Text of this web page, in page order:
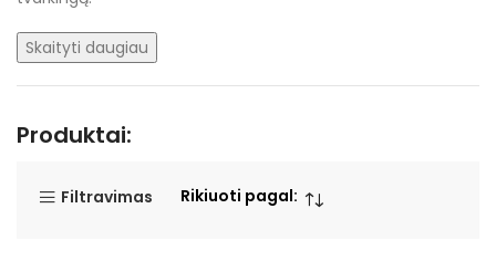
Skaityti daugiau
Produktai:
Filtravimas Rikiuoti pagal: